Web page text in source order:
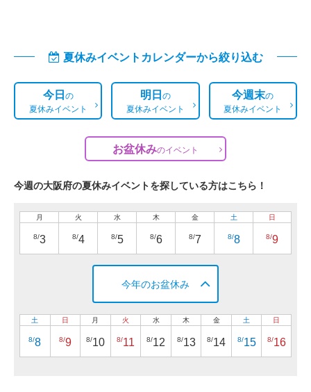
夏休みイベントカレンダーから絞り込む
今日の
夏休みイベント
明日の
夏休みイベント
今週末の
夏休みイベント
お盆休みのイベント
今週の大阪府の夏休みイベントを探している方はこちら！
月
8/3
火
8/4
水
8/5
木
8/6
金
8/7
土
8/8
日
8/9
今年のお盆休み
土
8/8
日
8/9
月
8/10
火
8/11
水
8/12
木
8/13
金
8/14
土
8/15
日
8/16